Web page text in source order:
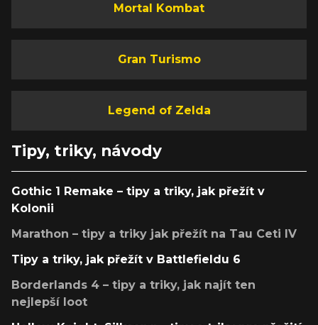
Mortal Kombat
Gran Turismo
Legend of Zelda
Tipy, triky, návody
Gothic 1 Remake – tipy a triky, jak přežít v
Kolonii
Marathon – tipy a triky jak přežít na Tau Ceti IV
Tipy a triky, jak přežít v Battlefieldu 6
Borderlands 4 – tipy a triky, jak najít ten
nejlepší loot